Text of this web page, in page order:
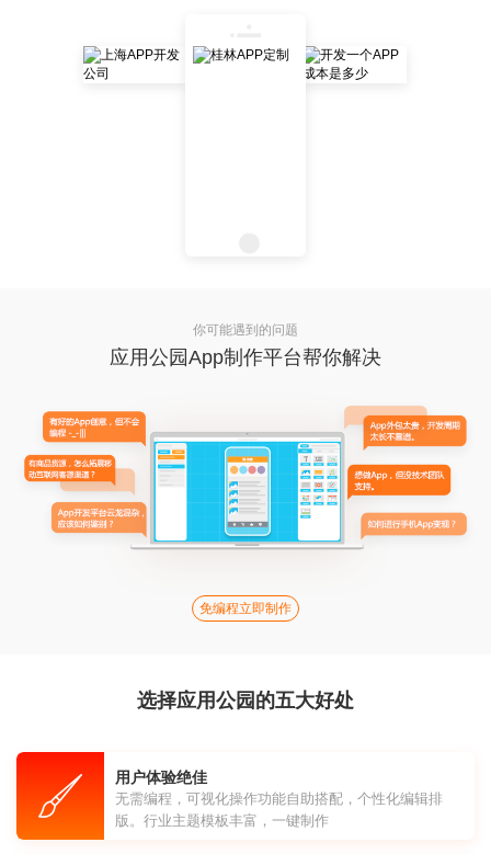
你可能遇到的问题
应用公园App制作平台帮你解决
免编程立即制作
选择应用公园的五大好处
用户体验绝佳
无需编程，可视化操作功能自助搭配，个性化编辑排
版。行业主题模板丰富，一键制作